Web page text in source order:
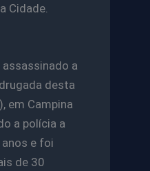
Cidade.
a
desta
em Campina
a polícia a
e foi
de 30